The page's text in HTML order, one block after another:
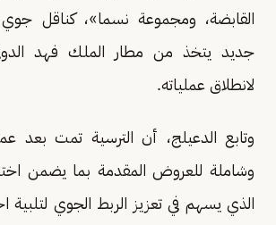
القابضة، ومجموعة نسما»، كناقل
جديد يتخذ من مطار الملك فهد
لانطلاق عملياته.
وتابع الدعيلج، أن الترسية تمت بعد
وشاملة للعروض المقدمة بما يضمن
الذي يسهم في تعزيز الربط الجوي لتلبية